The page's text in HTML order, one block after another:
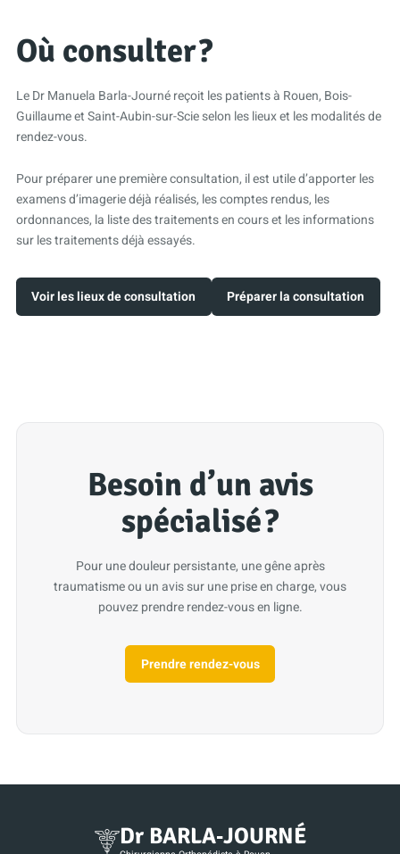
Où consulter ?
Le Dr Manuela Barla-Journé reçoit les patients à Rouen, Bois-
Guillaume et Saint-Aubin-sur-Scie selon les lieux et les modalités de
rendez-vous.
Pour préparer une première consultation, il est utile d’apporter les
examens d’imagerie déjà réalisés, les comptes rendus, les
ordonnances, la liste des traitements en cours et les informations
sur les traitements déjà essayés.
Voir les lieux de consultation Préparer la consultation
Besoin d’un avis
spécialisé ?
Pour une douleur persistante, une gêne après
traumatisme ou un avis sur une prise en charge, vous
pouvez prendre rendez-vous en ligne.
Prendre rendez-vous
Dr BARLA‑JOURNÉ